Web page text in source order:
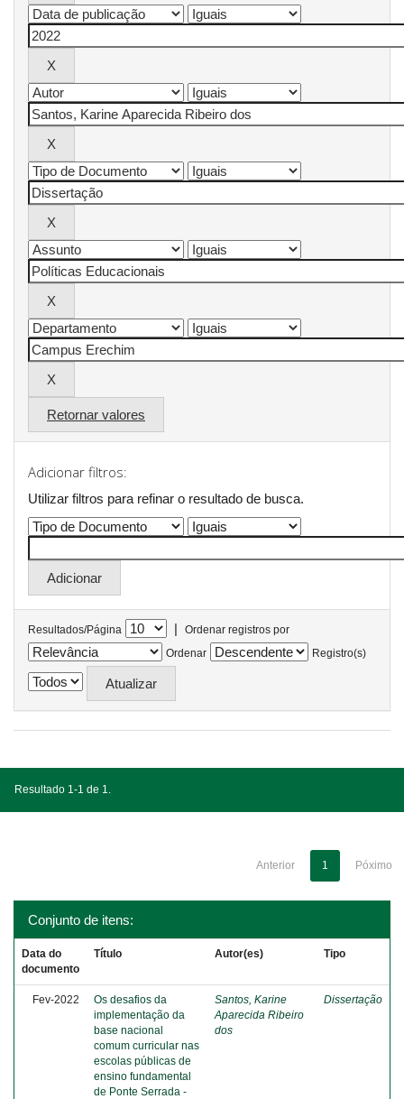
Retornar valores
Adicionar filtros:
Utilizar filtros para refinar o resultado de busca.
Resultados/Página |
Ordenar registros por
Ordenar
Registro(s)
Resultado 1-1 de 1.
Anterior 1 Póximo
Conjunto de itens:
Data do
documento
Título Autor(es) Tipo
Fev-2022
Os desafios da
implementação da
base nacional
comum curricular nas
escolas públicas de
ensino fundamental
de Ponte Serrada -
Santos, Karine
Aparecida Ribeiro
dos
Dissertação